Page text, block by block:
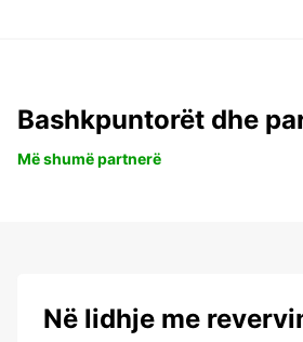
Bashkpuntorët dhe
Më shumë partnerë
Në lidhje me